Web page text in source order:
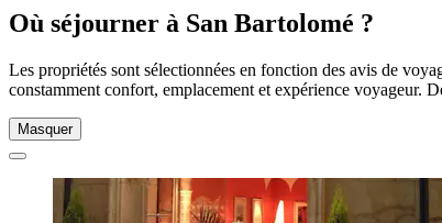
Où séjourner à San Bartolomé ?
Les propriétés sont sélectionnées en fonction des avis de
constamment confort, emplacement et expérience voyageur.
Masquer